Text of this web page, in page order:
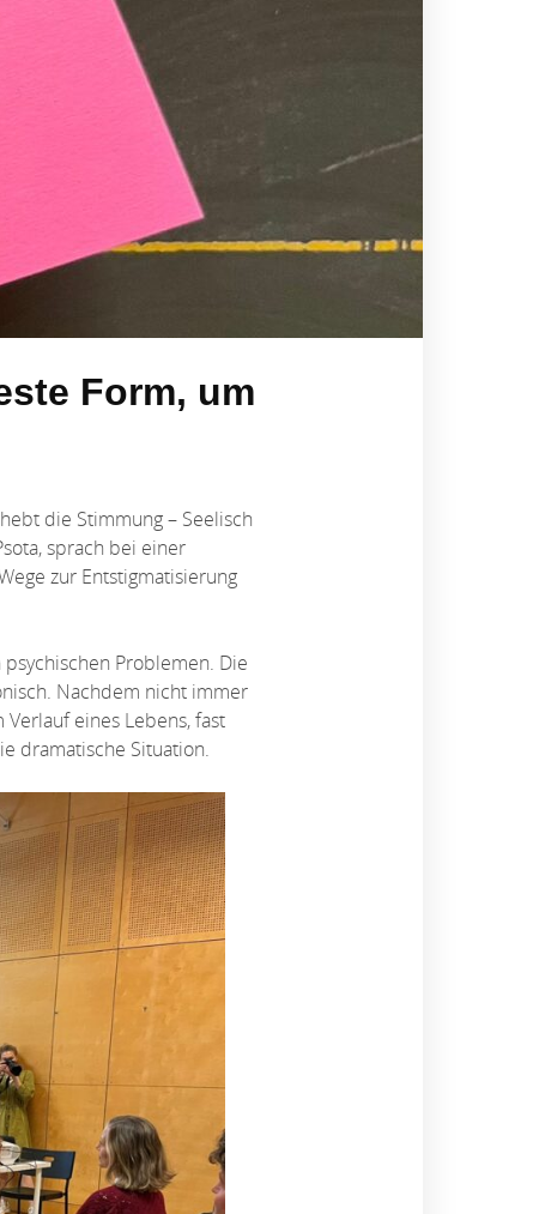
Form, um
die Stimmung – Seelisch
sprach bei einer
zur Entstigmatisierung
Problemen. Die
Nachdem nicht immer
eines Lebens, fast
dramatische Situation.